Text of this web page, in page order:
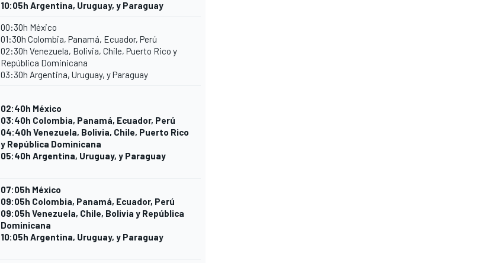
10:05h Argentina, Uruguay, y Paraguay
00:30h México
01:30h Colombia, Panamá, Ecuador, Perú
02:30h Venezuela, Bolivia, Chile, Puerto Rico y
República Dominicana
03:30h Argentina, Uruguay, y Paraguay
02:40h México
03:40h Colombia, Panamá, Ecuador, Perú
04:40h Venezuela, Bolivia, Chile, Puerto Rico
y República Dominicana
05:40h Argentina, Uruguay, y Paraguay
07:05h México
09:05h Colombia, Panamá, Ecuador, Perú
09:05h Venezuela, Chile, Bolivia y República
Dominicana
10:05h Argentina, Uruguay, y Paraguay